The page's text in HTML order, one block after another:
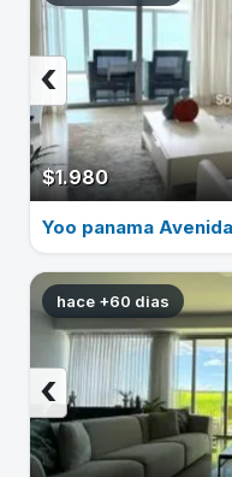
$1.980
‹
Yoo panama
hace +60 dias
‹